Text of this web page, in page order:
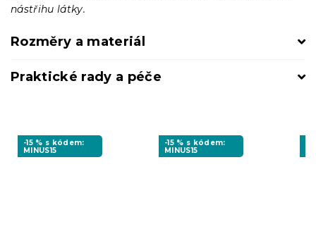
nástřihu látky.
Rozměry a materiál
Praktické rady a péče
-15 % s kódem:
MINUS15
-15 % s kódem:
MINUS15